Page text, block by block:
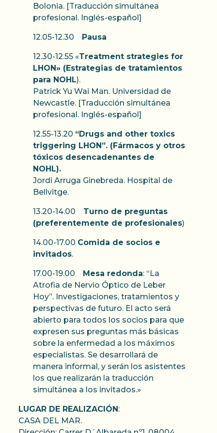
Bolonia. [Traducción simultánea
profesional. Inglés-español]
12.05-12.30 Pausa
12.30-12.55 «Treatment strategies for
LHON» (Estrategias de tratamientos
para NOHL).
Patrick Yu Wai Man. Universidad de
Newcastle. [Traducción simultánea
profesional. Inglés-español]
12.55-13.20 “Drugs and other toxics
triggering LHON”. (Fármacos y otros
tóxicos desencadenantes de
NOHL).
Jordi Arruga Ginebreda. Hospital de
Bellvitge.
13.20-14.00 Turno de preguntas
(preferentemente de profesionales)
14.00-17.00 Comida de socios e
invitados.
17.00-19.00 Mesa redonda: “La
Atrofia de Nervio Óptico de Leber
Hoy”. Investigaciones, tratamientos y
perspectivas de futuro. El acto será
abierto para todos los socios para que
expresen sus preguntas más básicas
sobre la enfermedad a los máximos
especialistas. Se desarrollará de
manera informal, y serán los asistentes
los que realizarán la traducción
simultánea a los invitados.»
LUGAR DE REALIZACIÓN:
CASA DEL MAR.